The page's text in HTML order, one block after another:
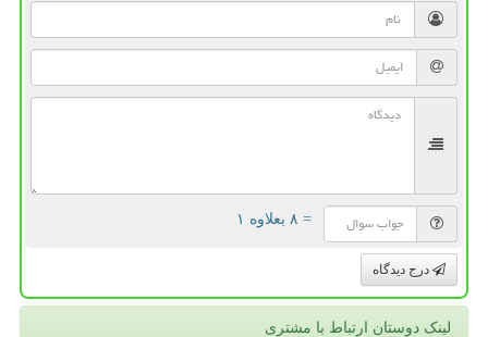
= ۸ بعلاوه ۱
درج دیدگاه
لینک دوستان ارتباط با مشتری